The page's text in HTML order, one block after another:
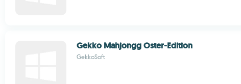
Gekko Mahjongg Oster-Edition
GekkoSoft